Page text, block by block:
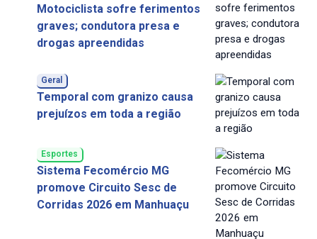
Motociclista sofre ferimentos
graves; condutora presa e
drogas apreendidas
Geral
Temporal com granizo causa
prejuízos em toda a região
Esportes
Sistema Fecomércio MG
promove Circuito Sesc de
Corridas 2026 em Manhuaçu